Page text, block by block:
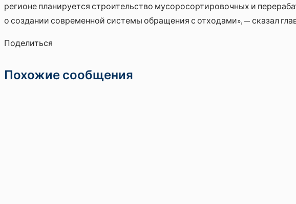
регионе планируется строительство мусоросортировочных и
о создании современной системы обращения с отходами», — сказал
Поделиться
Похожие сообщения